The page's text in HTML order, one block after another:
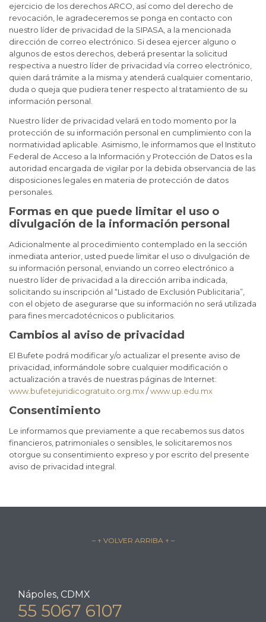
ejercicio de los derechos ARCO, así como del derecho de
revocación, le agradeceremos se ponga en contacto con
nuestro líder de privacidad de la SIPASA, a la mencionada
dirección de correo electrónico. Si desea ejercer alguno o
algunos de estos derechos, deberá presentar la solicitud
respectiva a nuestro líder de privacidad vía correo electrónico,
quien dará trámite a la misma y atenderá cualquier comentario,
duda o queja que pudiera tener respecto al tratamiento de su
información personal.
Nuestro líder de privacidad velará en todo momento por la
protección de su información personal en cumplimiento con la
normatividad aplicable. Asimismo, le informamos que el Instituto
Federal de Acceso a la Información y Protección de Datos es la
autoridad encargada de vigilar por la debida observancia de las
disposiciones legales en materia de protección de datos
personales.
Formas en que puede limitar el uso o
divulgación de la información personal
Adicionalmente al procedimiento contemplado en la sección
inmediata anterior, usted puede limitar el uso o divulgación de
su información personal, enviando un correo electrónico a
nuestro líder de privacidad a la dirección arriba indicada,
solicitando su inscripción al “Listado de Exclusión Publicitaria”,
con el objeto de asegurarse que su información no será utilizada
para fines mercadotécnicos o publicitarios.
Cambios al aviso de privacidad
El Bufete podrá modificar y/o actualizar el presente aviso de
privacidad, informándole sobre cualquier modificación o
actualización a través de nuestras páginas de Internet:
www.bufetejuridicogratuito.org.mx/www.up.edu.mx
Consentimiento
Le informamos que previamente a que recabemos sus datos
financieros, patrimoniales o sensibles, le solicitaremos nos
otorgue su consentimiento expreso y por escrito del presente
aviso de privacidad integral.
– ↑ VOLVER ARRIBA ↑ –
Nápoles, CDMX
55 5067 6107